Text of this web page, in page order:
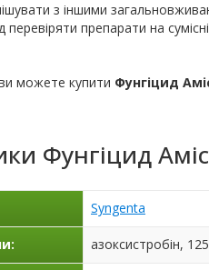
з іншими
препарати на
можете купити Фунгіцид
Фунгіцид
Syngenta
азоксистробін,